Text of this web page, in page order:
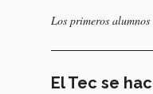
Los primeros
El Tec se